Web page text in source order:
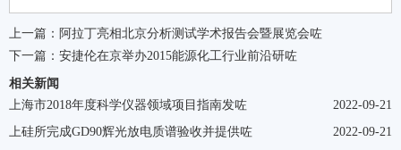
上一篇： 阿拉丁亮相北京分析测试学术报告会暨展览会咗
下一篇： 安捷伦在京举办2015能源化工行业前沿研咗
相关新闻
2022-09-21
上海市2018年度科学仪器领域项目指南发咗
2022-09-21
上硅所完成GD90辉光放电质谱验收并提供咗